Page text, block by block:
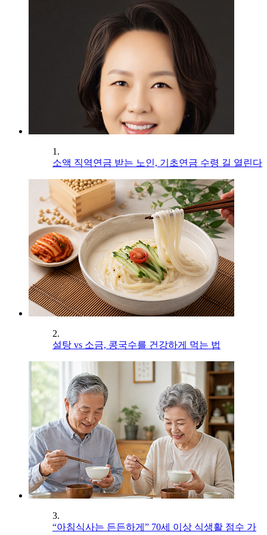
1.
소액 직역연금 받는 노인, 기초연금 수령 길 열린다
2.
설탕 vs 소금, 콩국수를 건강하게 먹는 법
3.
“아침식사는 든든하게” 70세 이상 식생활 점수 가